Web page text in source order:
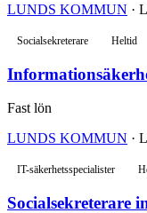
LUNDS KOMMUN ·
Socialsekreterare Heltid
Fast lön
LUNDS KOMMUN ·
IT-säkerhetsspecialister
Socialsekreterare